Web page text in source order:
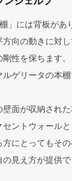
」には背板が
方向の動きに対
剛性を保ちます
ゲリータの本
壁面が収納され
セントウォール
にとってもそ
見え方が提供で